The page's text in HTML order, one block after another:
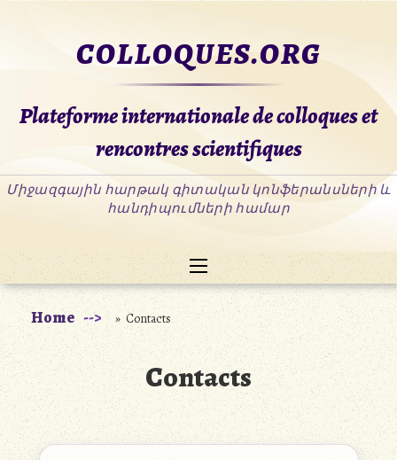
COLLOQUES.ORG
Plateforme internationale de colloques et
rencontres scientifiques
Home » Contacts
Contacts